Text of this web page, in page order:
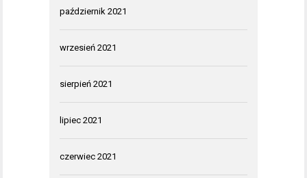
październik 2021
wrzesień 2021
sierpień 2021
lipiec 2021
czerwiec 2021